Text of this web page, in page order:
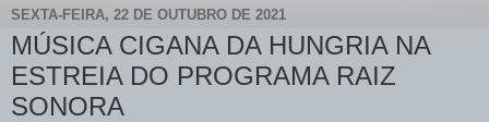
SEXTA-FEIRA, 22 DE OUTUBRO DE 2021
MÚSICA CIGANA DA HUNGRIA NA
ESTREIA DO PROGRAMA RAIZ
SONORA